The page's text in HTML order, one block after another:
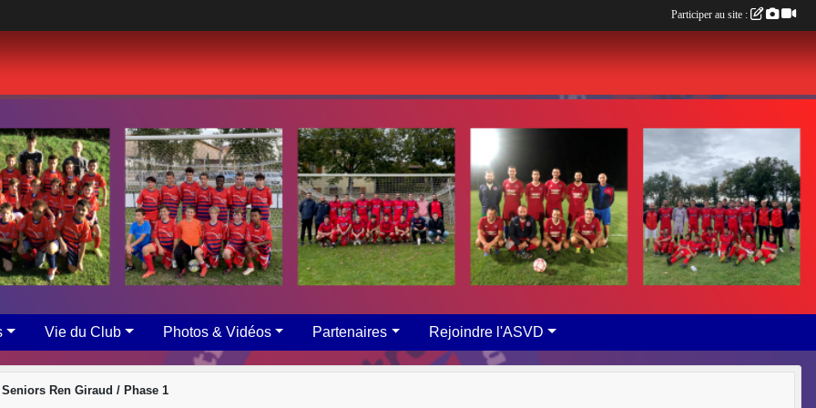
Vie du Club Photos & Vidéos Partenaires Rejoindre l'ASVD
Ren Giraud / Phase 1
Participer au site :